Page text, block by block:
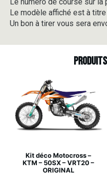
Le modèle affiché est à titre
Un bon à tirer vous sera
Kit déco Motocross –
KTM – 50SX – VRT20 –
ORIGINAL